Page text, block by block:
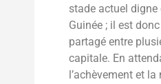
stade actuel digne
Guinée ; il est
partagé entre
capitale. En
l’achèvement et la